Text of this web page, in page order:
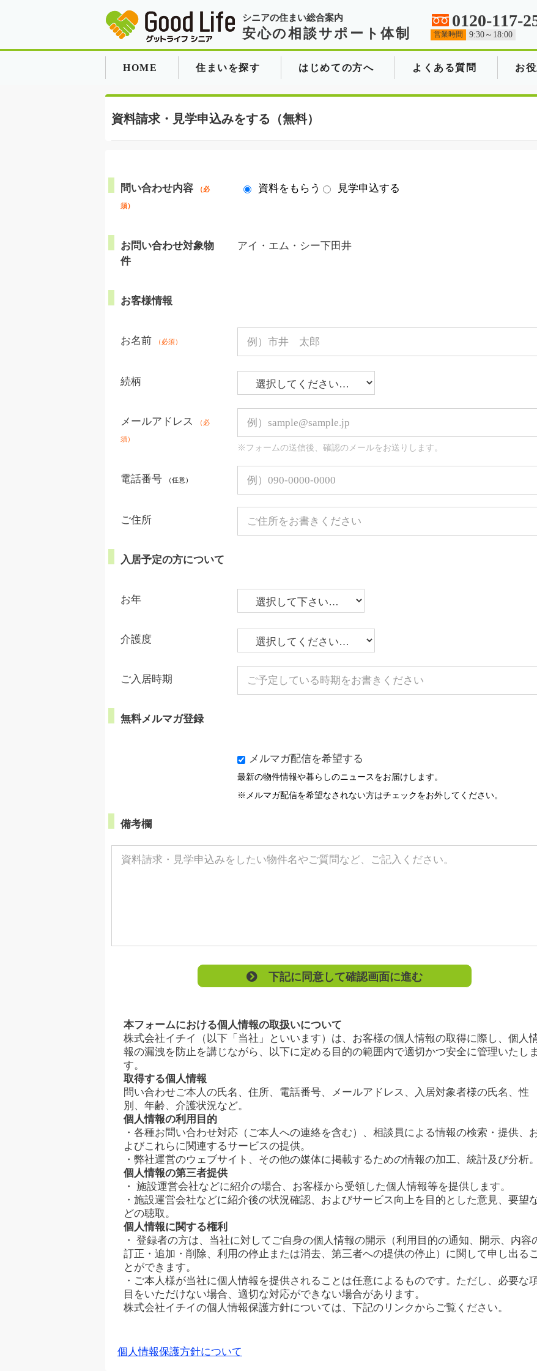
シニアの住まい総合案内
安心の相談サポート体制
0120-117-
営業時間 9:30～18:00
HOME 住まいを探す はじめての方へ よくある質問 お
資料請求・見学申込みをする（無料）
問い合わせ内容 （必
須）
資料をもらう 見学申込する
お問い合わせ対象物
件
アイ・エム・シー下田井
お客様情報
お名前 （必須）
続柄
メールアドレス （必
須）
※フォームの送信後、確認のメールをお送りします。
電話番号 （任意）
ご住所
入居予定の方について
お年
介護度
ご入居時期
無料メルマガ登録
メルマガ配信を希望する
最新の物件情報や暮らしのニュースをお届けします。
※メルマガ配信を希望なされない方はチェックをお外してください。
備考欄
下記に同意して確認画面に進む
本フォームにおける個人情報の取扱いについて
株式会社イチイ（以下「当社」といいます）は、お客様の個人情報の取得に際し、個人
報の漏洩を防止を講じながら、以下に定める目的の範囲内で適切かつ安全に管理いたしま
す。
取得する個人情報
問い合わせご本人の氏名、住所、電話番号、メールアドレス、入居対象者様の氏名、性
別、年齢、介護状況など。
個人情報の利用目的
・各種お問い合わせ対応（ご本人への連絡を含む）、相談員による情報の検索・提供、
よびこれらに関連するサービスの提供。
・弊社運営のウェブサイト、その他の媒体に掲載するための情報の加工、統計及び分析。
個人情報の第三者提供
・ 施設運営会社などに紹介の場合、お客様から受領した個人情報等を提供します。
・施設運営会社などに紹介後の状況確認、およびサービス向上を目的とした意見、要望
どの聴取。
個人情報に関する権利
・ 登録者の方は、当社に対してご自身の個人情報の開示（利用目的の通知、開示、内容
訂正・追加・削除、利用の停止または消去、第三者への提供の停止）に関して申し出るこ
とができます。
・ご本人様が当社に個人情報を提供されることは任意によるものです。ただし、必要な
目をいただけない場合、適切な対応ができない場合があります。
株式会社イチイの個人情報保護方針については、下記のリンクからご覧ください。
個人情報保護方針について